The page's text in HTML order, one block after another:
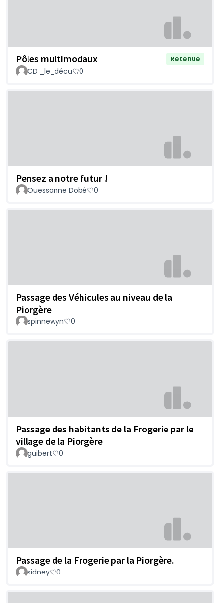
Pôles multimodaux
Retenue
CD _le_décu
0
Pensez a notre futur !
Ouessanne Dobé 0
Passage des Véhicules au niveau de la
Piorgère
spinnewyn 0
Passage des habitants de la Frogerie par le
village de la Piorgère
guibert 0
Passage de la Frogerie par la Piorgère.
sidney 0